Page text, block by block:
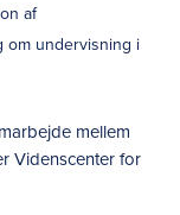
af
undervisning i
mellem
Videnscenter for